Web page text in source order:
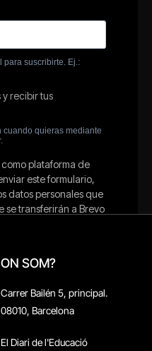
ON SOM?
Carrer Bailén 5, principal.
08010, Barcelona
El Diari de l'Educació